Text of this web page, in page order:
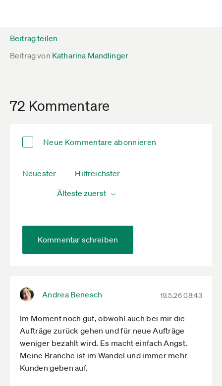
Beitrag teilen
Beitrag von Katharina Mandlinger
72 Kommentare
Neue Kommentare abonnieren
Neuester Hilfreichster
Kommentar schreiben
Andrea Benesch 19.5.26 08:43
Im Moment noch gut, obwohl auch bei mir die
Aufträge zurück gehen und für neue Aufträge
weniger bezahlt wird. Es macht einfach Angst.
Meine Branche ist im Wandel und immer mehr
Kunden geben auf.